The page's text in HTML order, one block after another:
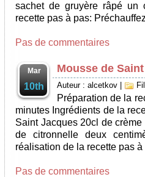
sachet de gruyère râpé
recette pas à pas:
Pas de commentaires
Mar
10th
Mousse de
Auteur : alcetkov
Préparation de la
minutes Ingrédients de la
Saint Jacques 20cl de
de citronnelle deux
réalisation de la recette pas
Pas de commentaires